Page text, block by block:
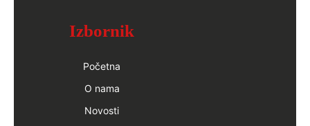
Izbornik
Početna
O nama
Novosti